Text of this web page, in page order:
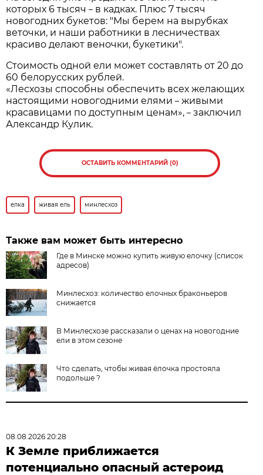
которых 6 тысяч– в кадках. Плюс 7 тысяч
новогодних букетов: "Мы берем на вырубках
веточки, и наши работники в лесничествах
красиво делают веночки, букетики".
Стоимость одной ели может составлять от 20 до
60 белорусских рублей.
«Лесхозы способны обеспечить всех желающих
настоящими новогодними елями– живыми
красавицами по доступным ценам»,– заключил
Александр Кулик.
ОСТАВИТЬ КОММЕНТАРИЙ (0)
елка живая ель минлесхоз
Также вам может быть интересно
Где в Минске можно купить живую елочку (список
адресов)
Минлесхоз: количество елочных браконьеров
снижается
В Минлесхозе рассказали о ценах на новогодние
ели в этом сезоне
Что сделать, чтобы живая ёлочка простояла
подольше ?
08.08.2026 20:28
К Земле приближается
потенциально опасный астероид